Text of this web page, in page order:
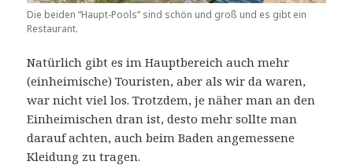
Die beiden “Haupt-Pools” sind schön und groß und es gibt ein
Restaurant.
Natürlich gibt es im Hauptbereich auch mehr
(einheimische) Touristen, aber als wir da waren,
war nicht viel los. Trotzdem, je näher man an den
Einheimischen dran ist, desto mehr sollte man
darauf achten, auch beim Baden angemessene
Kleidung zu tragen.